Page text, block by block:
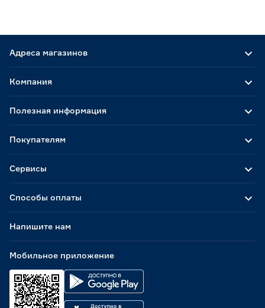
Адреса магазинов
Способы оплаты
Мобильное приложение
Компания
Полезная информация
Покупателям
Сервисы
Напишите нам